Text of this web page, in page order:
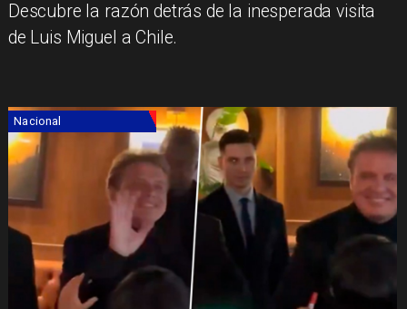
Descubre la razón detrás de la inesperada visita
de Luis Miguel a Chile.
Nacional